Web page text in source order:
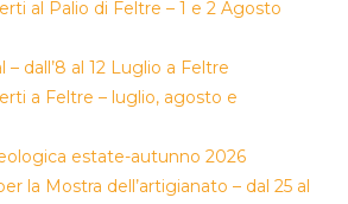
al Palio di Feltre – 1 e 2 Agosto
dall’8 al 12 Luglio a Feltre
a Feltre – luglio, agosto e
estate-autunno 2026
la Mostra dell’artigianato – dal 25 al